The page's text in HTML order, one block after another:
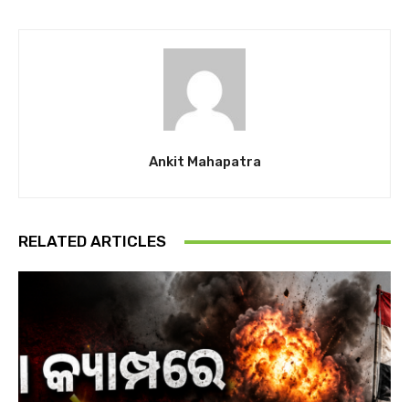
Ankit Mahapatra
RELATED ARTICLES